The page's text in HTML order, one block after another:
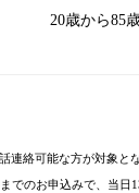
20歳から85
連絡可能な方が対象と
でのお申込みで、当日